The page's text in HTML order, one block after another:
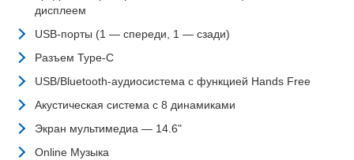
дисплеем
USB-порты (1 — спереди, 1 — сзади)
Разъем Type-C
USB/Bluetooth-аудиосистема с функцией Hands Free
Акустическая система с 8 динамиками
Экран мультимедиа — 14.6"
Online Музыка